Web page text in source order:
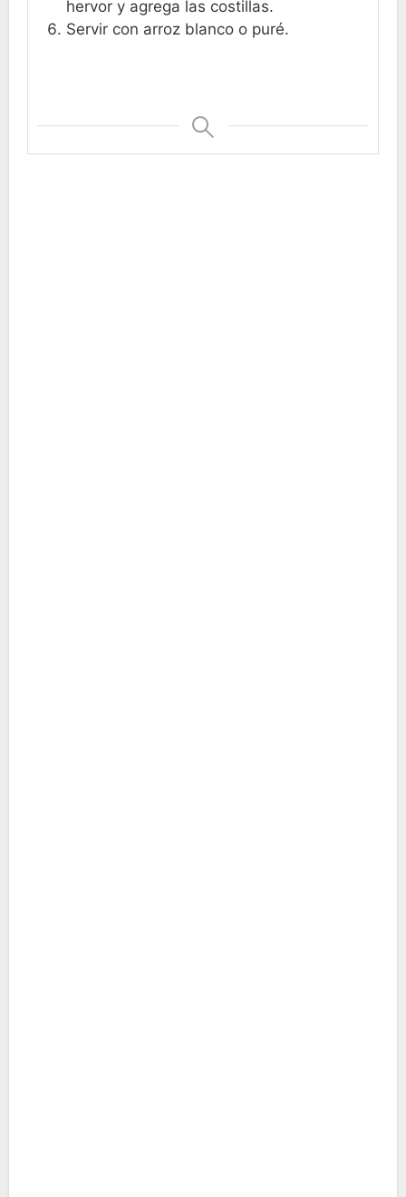
hervor y agrega las costillas.
Servir con arroz blanco o puré.